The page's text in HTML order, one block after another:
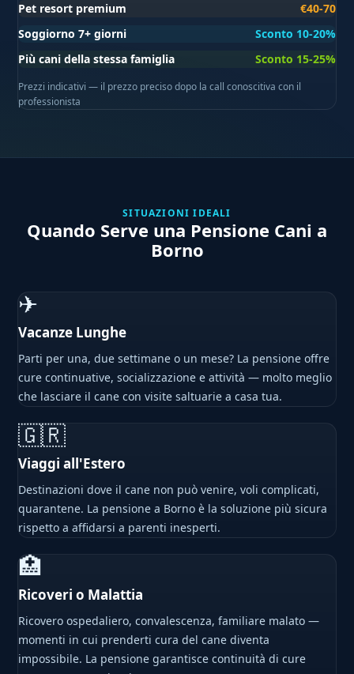
Pet resort premium
€40-70
Soggiorno 7+ giorni
Sconto 10-20%
Più cani della stessa famiglia
Sconto 15-25%
Prezzi indicativi — il prezzo preciso dopo la call conoscitiva con il
professionista
SITUAZIONI IDEALI
Quando Serve una Pensione Cani a
Borno
✈
Vacanze Lunghe
Parti per una, due settimane o un mese? La pensione offre
cure continuative, socializzazione e attività — molto meglio
che lasciare il cane con visite saltuarie a casa tua.
🇬🇷
Viaggi all'Estero
Destinazioni dove il cane non può venire, voli complicati,
quarantene. La pensione a Borno è la soluzione più sicura
rispetto a affidarsi a parenti inesperti.
🏥
Ricoveri o Malattia
Ricovero ospedaliero, convalescenza, familiare malato —
momenti in cui prenderti cura del cane diventa
impossibile. La pensione garantisce continuità di cure